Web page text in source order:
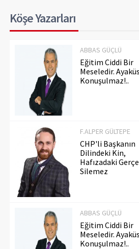
Köşe Yazarları
ABBAS GÜÇLÜ
Eğitim Ciddi Bir
Meseledir.
Konuşulmaz!..
F.ALPER GÜLTEPE
CHP'li Başkanın
Dilindeki Kin,
Hafızadaki
Silemez
ABBAS GÜÇLÜ
Eğitim Ciddi Bir
Meseledir.
Konuşulmaz!..